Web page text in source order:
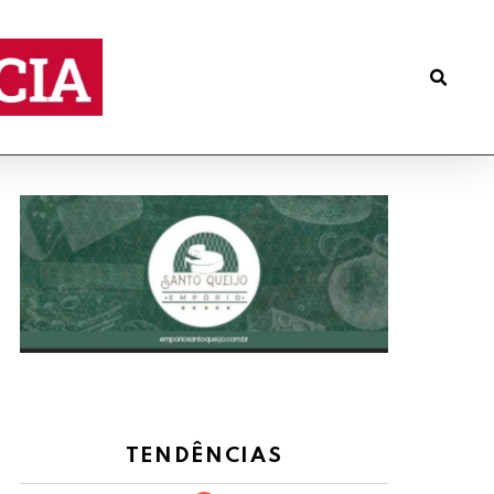
TENDÊNCIAS